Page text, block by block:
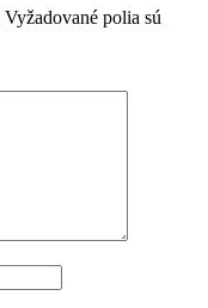
Vyžadované polia sú